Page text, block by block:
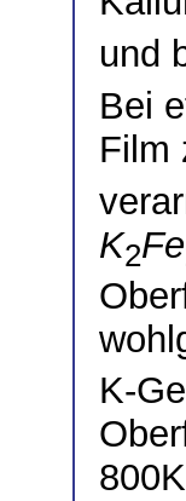
und
Bei
Film
K2Fe
K-